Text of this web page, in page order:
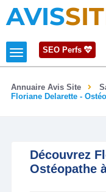
AVIS
SEO Perfs
Annuaire Avis Site
Floriane Delarette -
Découvrez
Ostéopathe